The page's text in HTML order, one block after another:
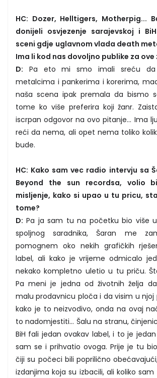
HC: Dozer, Helltigers, Motherpig...
donijeli osvjezenje sarajevskoj i
sceni gdje uglavnom vlada death
Ima li kod nas dovoljno publike za ove
D: Pa eto mi smo imali sreću
metalcima i pankerima i korerima,
naša scena ipak premala da bismo
tome ko više preferira koji žanr.
iscrpan odgovor na ovo pitanje... Ima
reći da nema, ali opet nema toliko
bude.
HC: Kako sam vec radio intervju sa
Beyond the sun recordsa, volio
misljenje, kako si upao u tu pricu,
tome?
D: Pa ja sam tu na početku bio više
spoljnog saradnika, Šaran me
pomognem oko nekih grafičkih
label, ali kako je vrijeme odmicalo
nekako kompletno uletio u tu priču.
Pa meni je jedna od životnih želja
malu prodavnicu ploča i da visim u njoj
kako je to neizvodivo, onda na ovaj
to nadomjestiti... Šalu na stranu,
BiH fali jedan ovakav label, i to je
sam se i prihvatio ovoga. Prije je tu
čiji su počeci bili poprilično
izdanjima koja su izbacili, ali koliko